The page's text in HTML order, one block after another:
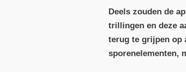
Deels zouden de
trillingen en deze
terug te grijpen op
sporenelementen,